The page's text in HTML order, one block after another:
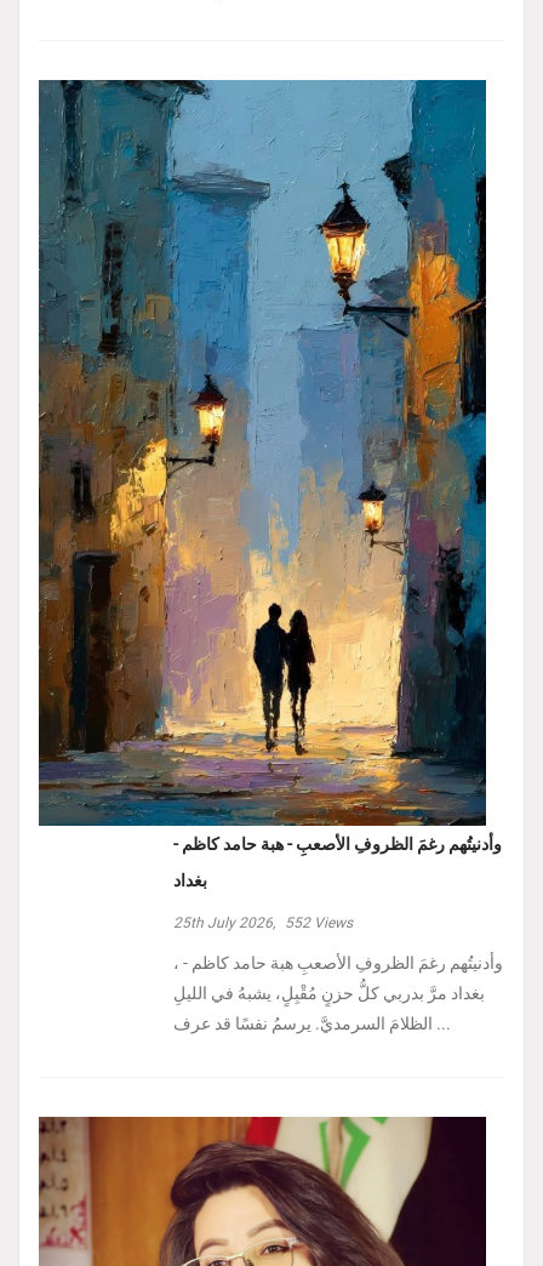
وأدنيتُهم رغمَ الظروفِ الأصعبِ - هبة حامد كاظم -
بغداد
25th July 2026, 552Views
، وأدنيتُهم رغمَ الظروفِ الأصعبِ هبة حامد كاظم -
بغداد مرَّ بدربي كلُّ حزنٍ مُقْبِلٍ، يشبهُ في الليلِ
الظلامَ السرمديَّ. يرسمُ نفسًا قد عرف ...